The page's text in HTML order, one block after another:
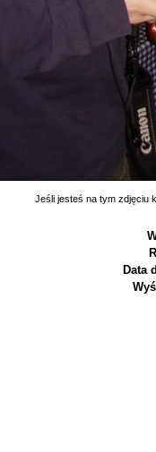
Jeśli jesteś na tym zdjęciu
Data